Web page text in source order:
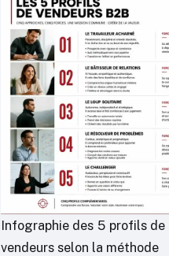
Infographie des 5 profils de
vendeurs selon la méthode